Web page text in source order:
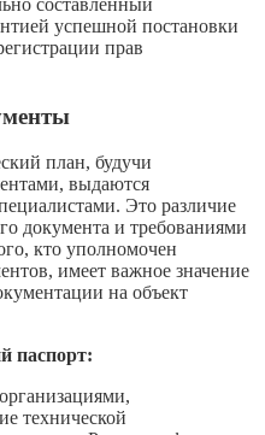
составленный
успешной постановки
прав
план, будучи
выдаются
Это различие
документа и требованиями
кто уполномочен
имеет важное значение
на объект
паспорт:
технической